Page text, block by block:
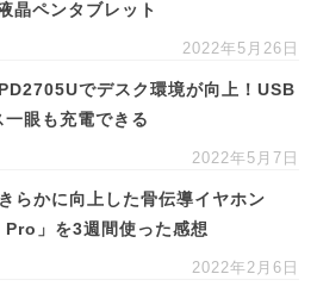
ペンタブレット
2022年5月26日
でデスク環境が向上！USB
眼も充電できる
2022年5月7日
らかに向上した骨伝導イヤホン
」を3週間使った感想
2022年2月6日